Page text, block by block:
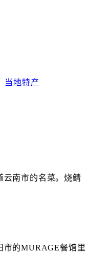
当地特产
云南市的名菜。烧鲭
市的MURAGE餐馆里